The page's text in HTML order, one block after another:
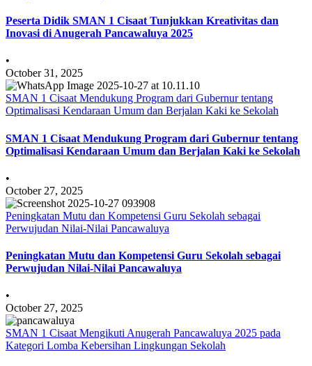
Peserta Didik SMAN 1 Cisaat Tunjukkan Kreativitas dan
Inovasi di Anugerah Pancawaluya 2025
•
October 31, 2025
SMAN 1 Cisaat Mendukung Program dari Gubernur tentang
Optimalisasi Kendaraan Umum dan Berjalan Kaki ke Sekolah
SMAN 1 Cisaat Mendukung Program dari Gubernur tentang
Optimalisasi Kendaraan Umum dan Berjalan Kaki ke Sekolah
•
October 27, 2025
Peningkatan Mutu dan Kompetensi Guru Sekolah sebagai
Perwujudan Nilai-Nilai Pancawaluya
Peningkatan Mutu dan Kompetensi Guru Sekolah sebagai
Perwujudan Nilai-Nilai Pancawaluya
•
October 27, 2025
SMAN 1 Cisaat Mengikuti Anugerah Pancawaluya 2025 pada
Kategori Lomba Kebersihan Lingkungan Sekolah